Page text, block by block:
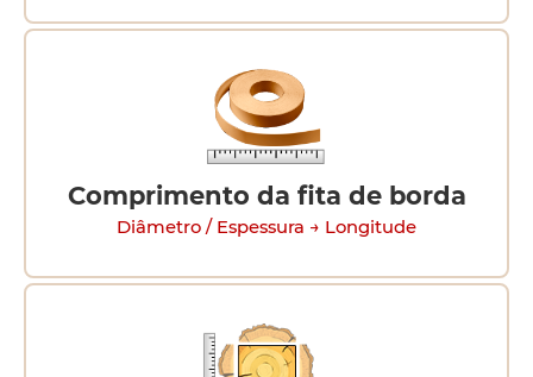
Comprimento da fita de borda
Diâmetro / Espessura → Longitude